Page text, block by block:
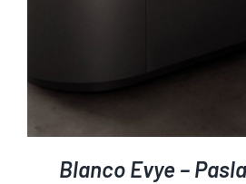
Blanco Evye –